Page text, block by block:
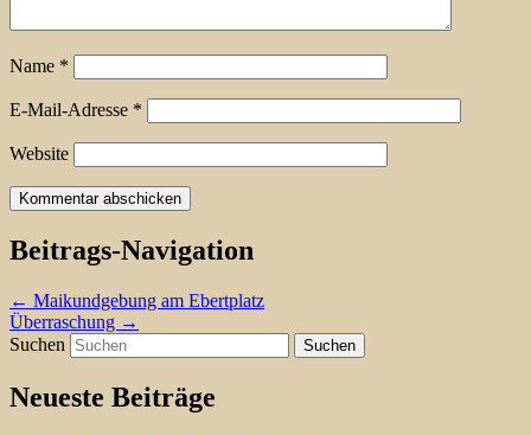
Name *
E-Mail-Adresse *
Website
Beitrags-Navigation
← Maikundgebung am Ebertplatz
Überraschung →
Suchen
Neueste Beiträge